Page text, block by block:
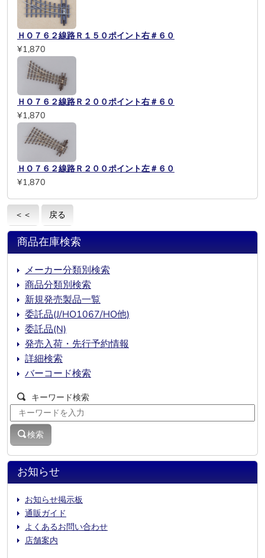
ＨＯ７６２線路Ｒ１５０ポイント右＃６０
¥1,870
ＨＯ７６２線路Ｒ２００ポイント右＃６０
¥1,870
ＨＯ７６２線路Ｒ２００ポイント左＃６０
¥1,870
＜＜ 戻る
お知らせ
お知らせ掲示板
通販ガイド
よくあるお問い合わせ
店舗案内
商品在庫検索
メーカー分類別検索
商品分類別検索
新規発売製品一覧
委託品(J/HO1067/HO他)
委託品(N)
発売入荷・先行予約情報
詳細検索
バーコード検索
キーワード検索
検索